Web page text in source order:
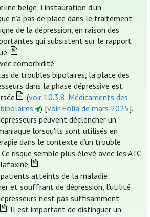
belge, l’instauration d’un
n’a pas de place dans le traitement
de la dépression, en raison des
qui subsistent sur le rapport
comorbidité
de troubles bipolaires, la place des
dans la phase dépressive est
(voir 10.3.8. Médicaments des
) [voir Folia de mars 2025].
peuvent déclencher un
lorsqu'ils sont utilisés en
dans le contexte d’un trouble
risque semble plus élevé avec les ATC
atteints de la maladie
et souffrant de dépression, l’utilité
n'est pas suffisamment
Il est important de distinguer un